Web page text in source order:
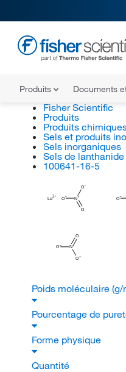
Produits Documents
Fisher Scientific
Produits
Produits
Sels et produits
Sels inorganiques
Sels de lanthanide
100641-16-5
N
O
O
O
O
N
O
O
O
Lu
Poids moléculaire (g/
Pourcentage de
Forme physique
Quantité